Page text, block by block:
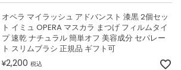
オペラ マイラッシュ アドバンスト 漆黒 2個セッ
ト イミュ OPERA マスカラ まつげ フィルムタイ
プ 速乾 ナチュラル 簡単オフ 美容成分 セパレー
ト スリムブラシ 正規品 ギフト可
¥2,200 税込